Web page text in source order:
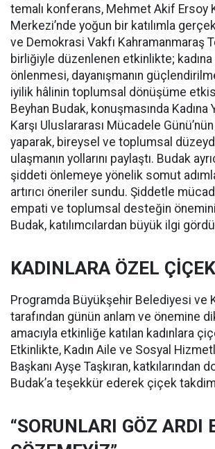
temalı konferans, Mehmet Akif Ersoy
Merkezi’nde yoğun bir katılımla
ve Demokrasi Vakfı Kahramanmaraş
birliğiyle düzenlenen etkinlikte;
önlenmesi, dayanışmanın
iyilik hâlinin toplumsal dönüşüme etkisi
Beyhan Budak, konuşmasında Kadına
Karşı Uluslararası Mücadele
yaparak, bireysel ve toplumsal
ulaşmanın yollarını paylaştı. Budak
şiddeti önlemeye yönelik somut
artırıcı öneriler sundu. Şiddetle
empati ve toplumsal desteğin
Budak, katılımcılardan büyük ilgi
KADINLARA ÖZEL
Programda Büyükşehir Belediyesi ve
tarafından günün anlam ve önemine
amacıyla etkinliğe katılan kadınlara
Etkinlikte, Kadın Aile ve Sosyal
Başkanı Ayşe Taşkıran, katkılarından
Budak’a teşekkür ederek çiçek
“SORUNLARI GÖZ ARDI